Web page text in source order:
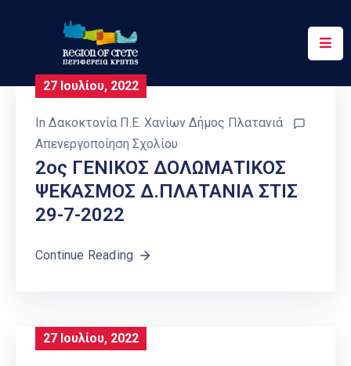
Περιφέρεια
Έργα
Δράσεις
Ψηφιακές
27 Ιουλίου, 2022
In Δακοκτονία Π.Ε. Χανίων Δήμος Πλατανιά
Απενεργοποίηση Σχολίου
2ος ΓΕΝΙΚΟΣ ΔΟΛΩΜΑΤΙΚΟΣ
ΨΕΚΑΣΜΟΣ Δ.ΠΛΑΤΑΝΙΑ ΣΤΙΣ
29-7-2022
Continue Reading
27 Ιουλίου, 2022